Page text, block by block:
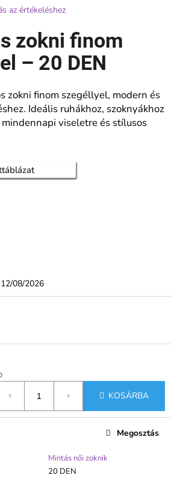
az értékeléshez
zokni finom
– 20 DEN
zokni finom szegéllyel, modern és
Ideális ruhákhoz, szoknyákhoz
viseletre és stílusos
12/08/2026
KOSÁRBA
Mintás női zoknik
20 DEN
Megosztás